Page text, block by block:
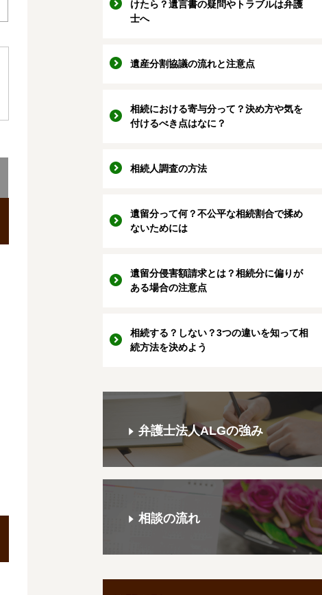
けたら？遺言書の疑問やトラブルは弁護
士へ
遺産分割協議の流れと注意点
相続における寄与分って？決め方や気を
付けるべき点はなに？
相続人調査の方法
遺留分って何？不公平な相続割合で揉め
ないためには
遺留分侵害額請求とは？相続分に偏りが
ある場合の注意点
相続する？しない？3つの違いを知って相
続方法を決めよう
弁護士法人ALGの強み
相談の流れ